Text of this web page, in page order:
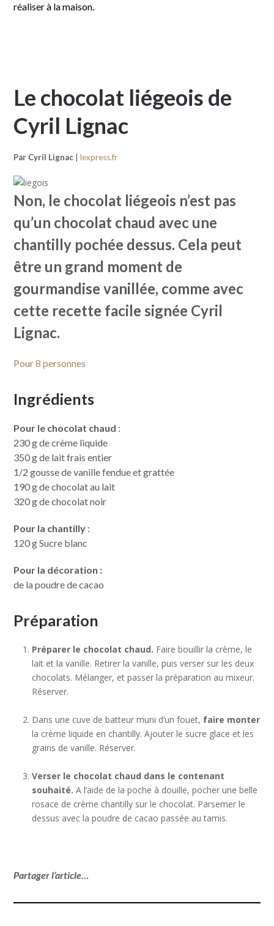
réaliser à la maison.
Le chocolat liégeois de
Cyril Lignac
Par Cyril Lignac |lexpress.fr
Non, le chocolat liégeois n’est pas
qu’un chocolat chaud avec une
chantilly pochée dessus. Cela peut
être un grand moment de
gourmandise vanillée, comme avec
cette recette facile signée Cyril
Lignac.
Pour 8 personnes
Ingrédients
Pour le chocolat chaud :
230 g de crème liquide
350 g de lait frais entier
1/2 gousse de vanille fendue et grattée
190 g de chocolat au lait
320 g de chocolat noir
Pour la chantilly :
120 g Sucre blanc
Pour la décoration :
de la poudre de cacao
Préparation
Préparer le chocolat chaud. Faire bouillir la crème, le
lait et la vanille. Retirer la vanille, puis verser sur les deux
chocolats. Mélanger, et passer la préparation au mixeur.
Réserver.
Dans une cuve de batteur muni d’un fouet, faire monter
la crème liquide en chantilly. Ajouter le sucre glace et les
grains de vanille. Réserver.
Verser le chocolat chaud dans le contenant
souhaité.A l’aide de la poche à douille, pocher une belle
rosace de crème chantilly sur le chocolat. Parsemer le
dessus avec la poudre de cacao passée au tamis.
Partager l’article…